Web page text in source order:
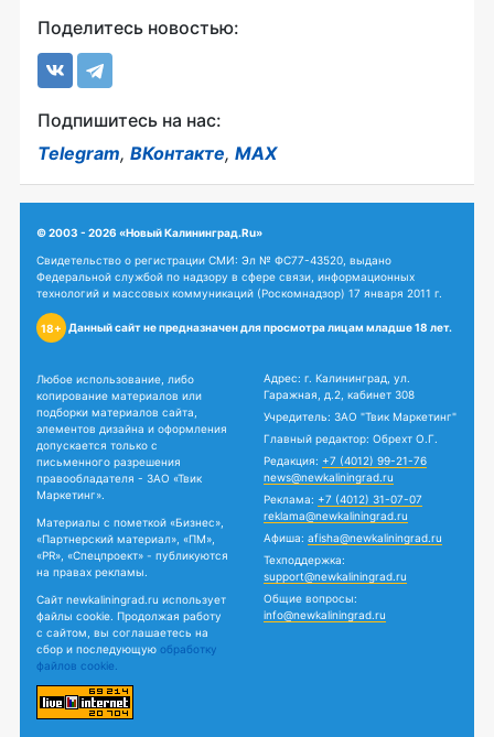
Поделитесь новостью:
Подпишитесь на нас:
Telegram, ВКонтакте, MAX
© 2003 - 2026 «Новый Калининград.Ru»
Свидетельство о регистрации СМИ: Эл № ФС77-43520, выдано
Федеральной службой по надзору в сфере связи, информационных
технологий и массовых коммуникаций (Роскомнадзор) 17 января 2011 г.
18+ Данный сайт не предназначен для просмотра лицам младше 18 лет.
Любое использование, либо
копирование материалов или
подборки материалов сайта,
элементов дизайна и оформления
допускается только с
письменного разрешения
правообладателя - ЗАО «Твик
Маркетинг».
Материалы с пометкой «Бизнес»,
«Партнерский материал», «ПМ»,
«PR», «Спецпроект» - публикуются
на правах рекламы.
Сайт newkaliningrad.ru использует
файлы cookie. Продолжая работу
с сайтом, вы соглашаетесь на
сбор и последующую обработку
файлов cookie.
Адрес: г. Калининград, ул.
Гаражная, д.2, кабинет 308
Учредитель: ЗАО "Твик Маркетинг"
Главный редактор: Обрехт О.Г.
Редакция: +7 (4012) 99-21-76
news@newkaliningrad.ru
Реклама: +7 (4012) 31-07-07
reklama@newkaliningrad.ru
Афиша: afisha@newkaliningrad.ru
Техподдержка:
support@newkaliningrad.ru
Общие вопросы:
info@newkaliningrad.ru